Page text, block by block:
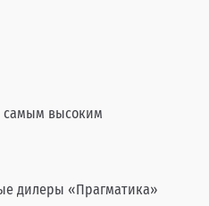
самым высоким
дилеры «Прагматика»